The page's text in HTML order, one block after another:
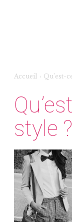
Accueil › Qu’est-
style ?